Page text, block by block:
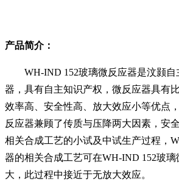
产品简介：
WH-IND 152玻璃微反应器是汶颢
器，具有自主知识产权，微反应器具有
效率高、安全性高、放大效应小等优点
反应器兼顾了传质与压降两大因素，安
相关合成工艺的小试及中试生产过程，
器的相关合成工艺可在WH-IND 152玻
大，此过程中接近于无放大效应。